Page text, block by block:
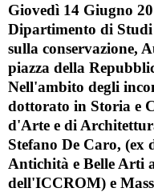
Giovedì 14 Giugno
Dipartimento di Studi
sulla conservazione,
piazza della
Nell'ambito degli
dottorato in Storia e
d'Arte e di
Stefano De Caro, (ex
Antichità e Belle Arti
dell'ICCROM) e